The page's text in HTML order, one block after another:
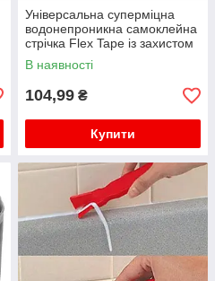
Універсальна суперміцна
водонепроникна самоклейна
стрічка Flex Tape із захистом
від протікання 1.5м білий
В наявності
104,99 ₴
Купити